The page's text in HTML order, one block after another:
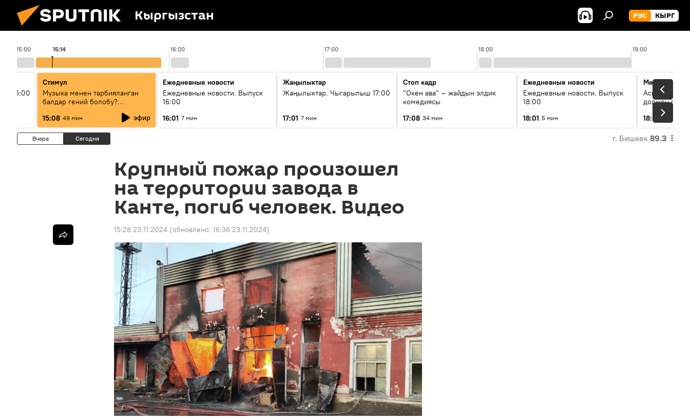
Кыргызстан РУС КЫРГ
15:00 16:00 17:00 18:00 19:00
15:14
15:00
Стимул
Музыка менен тарбияланган
балдар гений болобу?
Кыргыздын жашоосунда
музыканын орду
15:08 49 мин эфир
Ежедневные новости
Ежедневные новости. Выпуск
16:00
16:01 7 мин
Жаңылыктар
Жаңылыктар. Чыгарылыш 17:00
17:01 7 мин
Стоп кадр
"Окен ава" — жайдын элдик
комедиясы
17:08 34 мин
Ежедневные новости
Ежедневные новости. Выпуск
18:00
18:01 5 мин
Меняющие
Аскар
должен
18:06
Вчера Сегодня г. Бишкек 89.3
Крупный пожар произошел
на территории завода в
Канте, погиб человек. Видео
15:28 23.11.2024 (обновлено: 16:36 23.11.2024)